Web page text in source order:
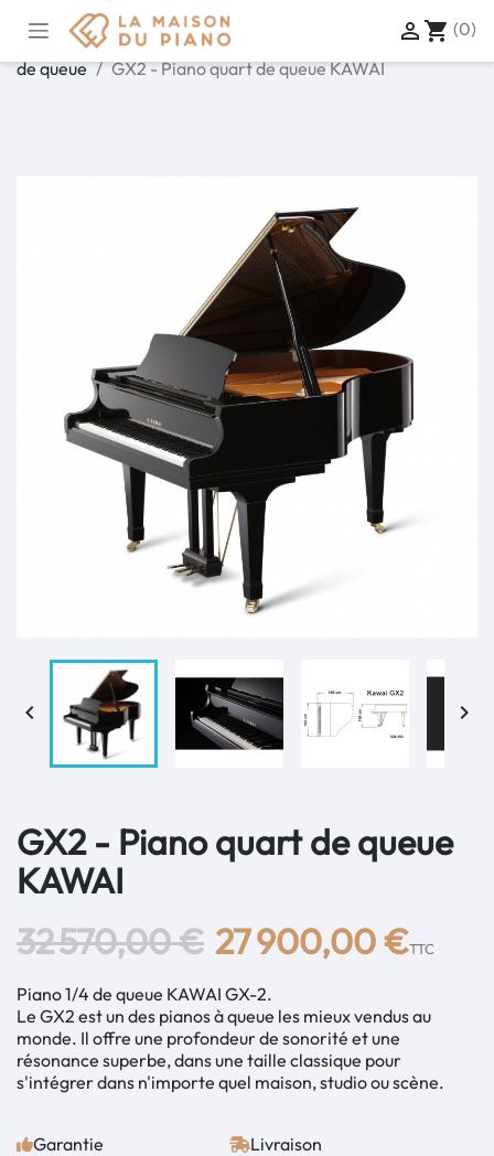
 shopping_cart (0)
Piano acoustique
Piano 1/4
de queue
GX2 - Piano quart de queue KAWAI
 
GX2 - Piano quart de queue
KAWAI
32 570,00 € 27 900,00 €TTC
Piano 1/4 de queue KAWAI GX-2.
Le GX2 est un des pianos à queue les mieux vendus au
monde. Il offre une profondeur de sonorité et une
résonance superbe, dans une taille classique pour
s'intégrer dans n'importe quel maison, studio ou scène.
Garantie Livraison